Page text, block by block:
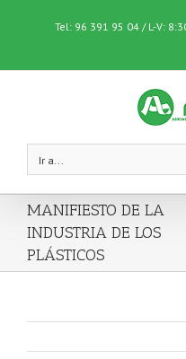
Tel: 96 391 95 04 / L-V:
Ir a...
MANIFIESTO DE LA
INDUSTRIA DE LOS
PLÁSTICOS